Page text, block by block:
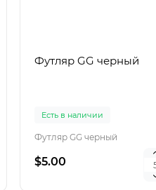
Футляр GG черный
Есть в наличии
Футляр GG черный
$5.00